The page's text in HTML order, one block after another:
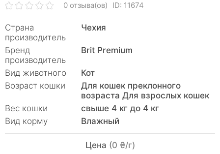
0 отзыва(ов) ID: 11674
Страна
производитель
Чехия
Бренд
производитель
Brit Premium
Вид животного
Кот
Возраст кошки
Для кошек преклонного
возраста Для взрослых кошек
Вес кошки
свыше 4 кг до 4 кг
Вид корму
Влажный
Цена (0 ₴/г)